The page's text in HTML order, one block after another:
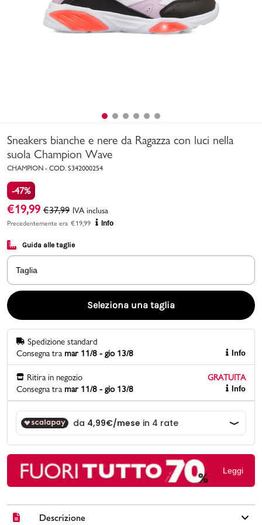
Bambino
Marchi
Promo & News
contatti
Gift card
Sneakers bianche e nere da Ragazza con luci nella
suola Champion Wave
CHAMPION - COD. S342000254
-47%
€19,99 €37,99 IVA inclusa
Precedentemente era €19,99 Info
Guida alle taglie
Taglia
Seleziona una taglia
Spedizione standard
Consegna tra mar 11/8 - gio 13/8 Info
Ritira in negozio
GRATUITA
Consegna tra mar 11/8 - gio 13/8 Info
Leggi
Descrizione